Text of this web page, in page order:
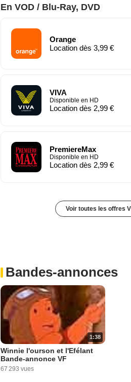
En VOD / Blu-Ray, DVD
Orange
Location dès 3,99 €
VIVA
Disponible en HD
Location dès 2,99 €
PremiereMax
Disponible en HD
Location dès 2,99 €
Voir toutes les offres
Bandes-annonces
1:38
Winnie l'ourson et l'Efélant
Bande-annonce VF
67 293 vues